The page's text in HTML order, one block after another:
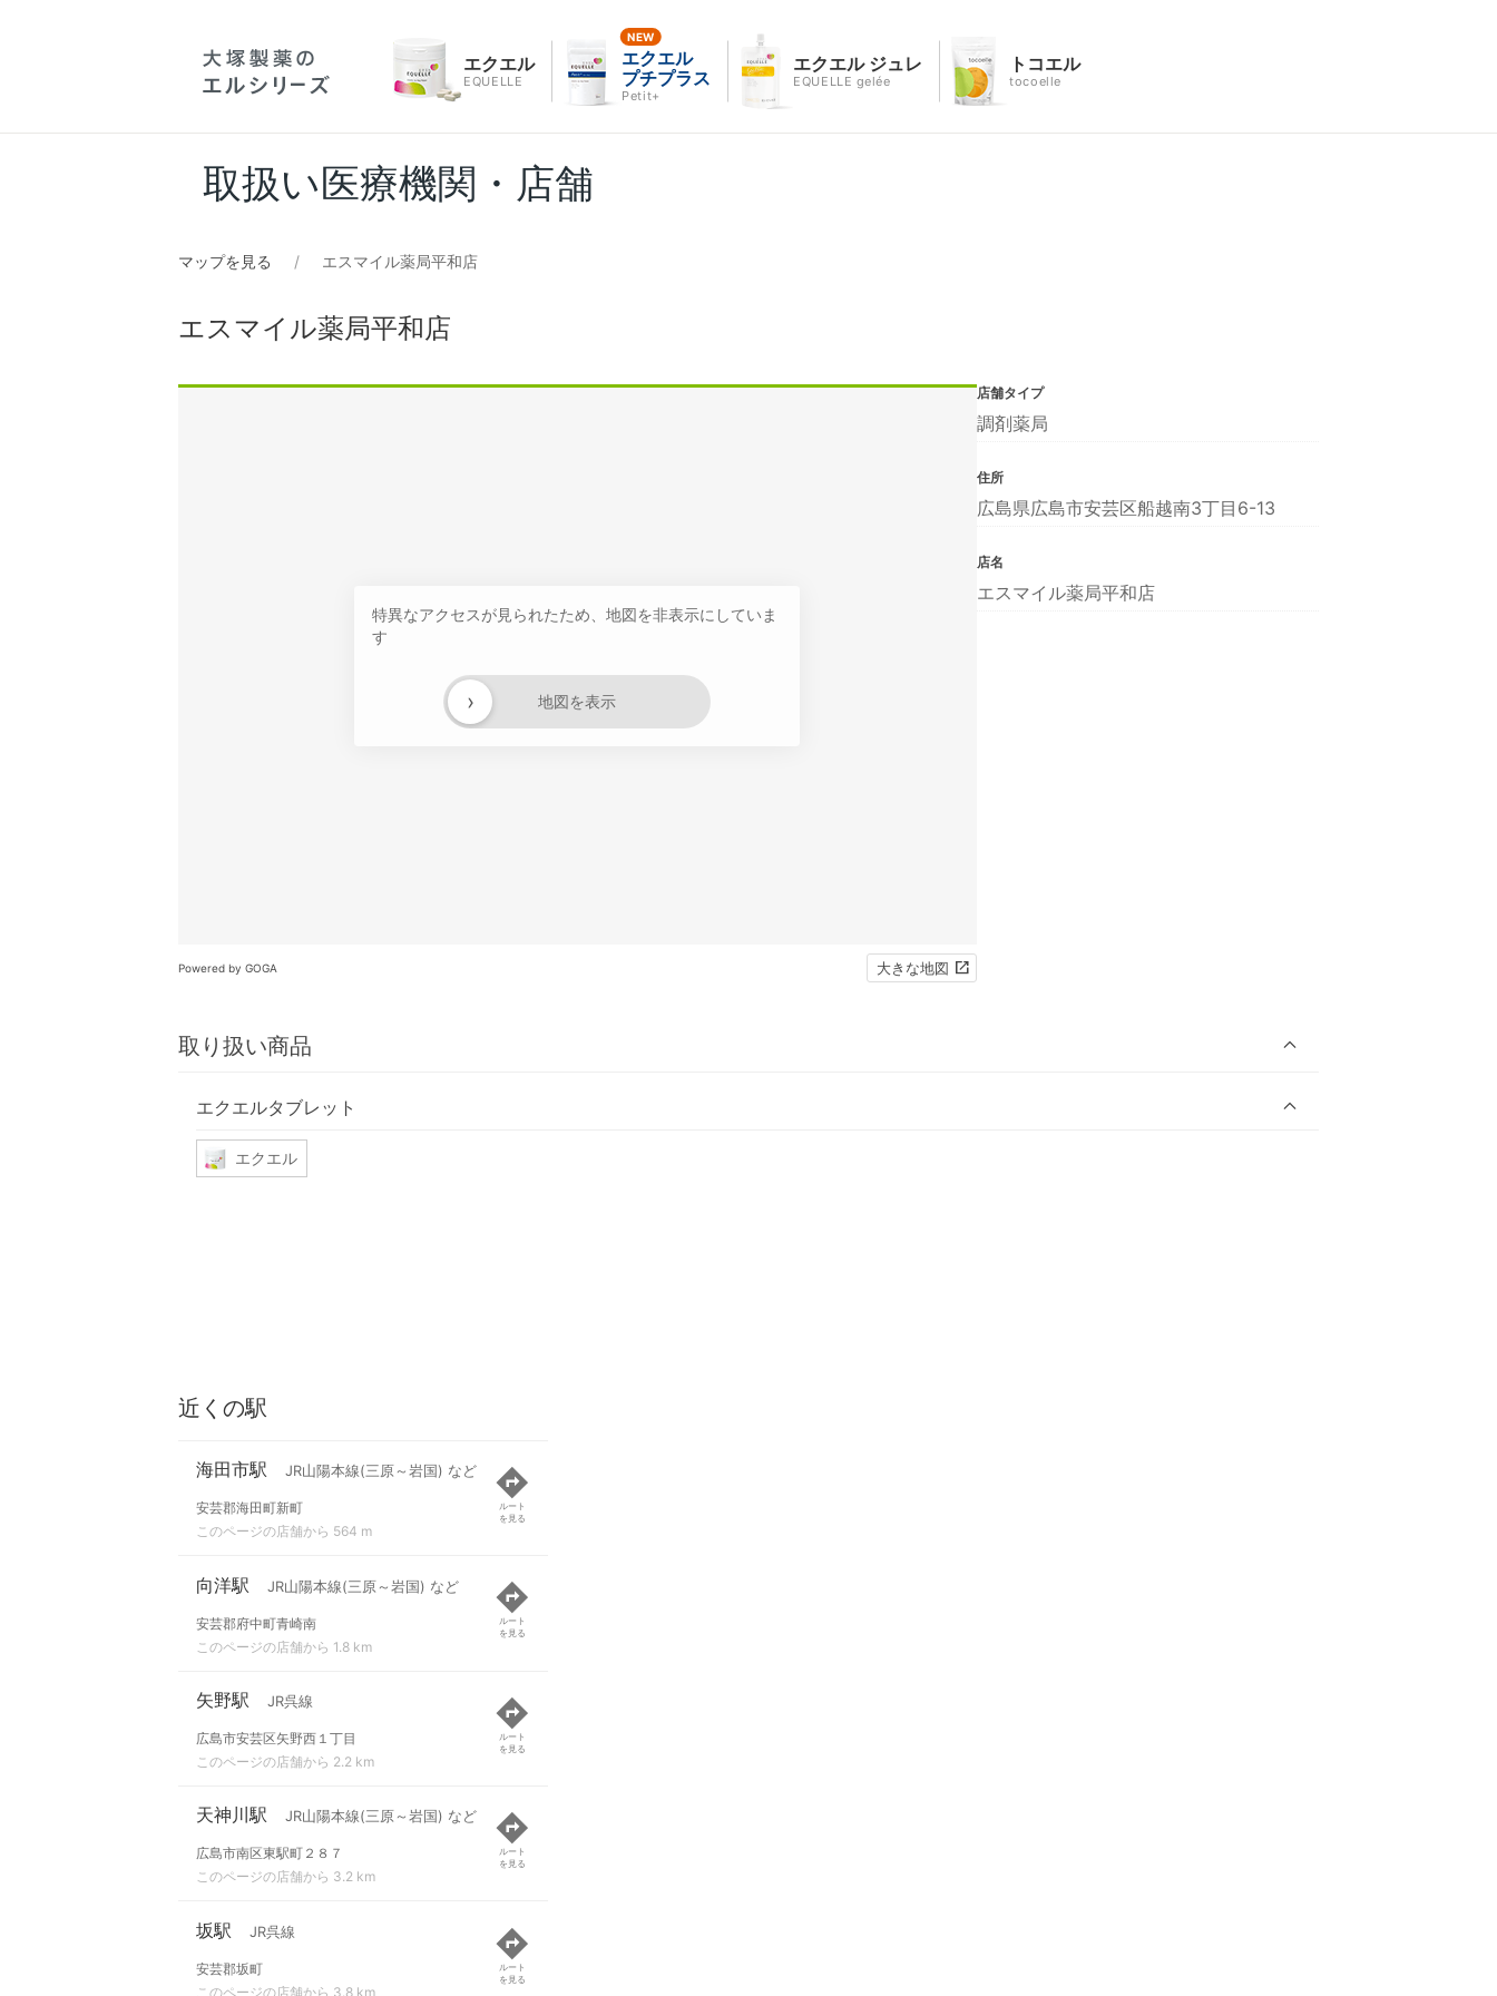
エクエル
EQUELLE
エクエル
プチプラス
Petit+
エクエル ジュレ
EQUELLE gelée
トコエル
tocoelle
取扱い医療機関・店舗
マップを見る エスマイル薬局平和店
エスマイル薬局平和店
特異なアクセスが見られたため、地図を非表示にしていま
す
地図を表示
›
Powered by GOGA 大きな地図
取り扱い商品
エクエルタブレット
エクエル
店舗タイプ
調剤薬局
住所
広島県広島市安芸区船越南3丁目6-13
店名
エスマイル薬局平和店
近くの駅
海田市駅 JR山陽本線(三原～岩国) など
安芸郡海田町新町
このページの店舗から 564 m
ルート
を見る
向洋駅 JR山陽本線(三原～岩国) など
安芸郡府中町青崎南
このページの店舗から 1.8 km
ルート
を見る
矢野駅 JR呉線
広島市安芸区矢野西１丁目
このページの店舗から 2.2 km
ルート
を見る
天神川駅 JR山陽本線(三原～岩国) など
広島市南区東駅町２８７
このページの店舗から 3.2 km
ルート
を見る
坂駅 JR呉線
安芸郡坂町
このページの店舗から 3.8 km
ルート
を見る